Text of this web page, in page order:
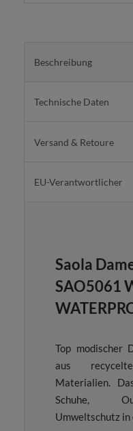
Beschreibung
Technische Daten
Versand & Retoure
EU-Verantwortlicher
Saola
SAO5061
Top modischer
aus
Materialien.
Schuhe,
Umweltschutz in